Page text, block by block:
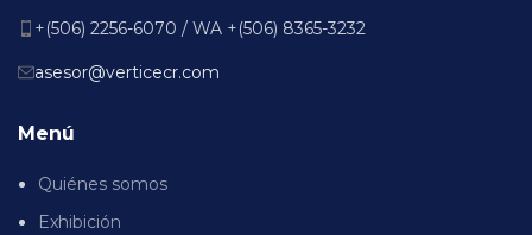
+(506) 2256-6070 / WA +(506) 8365-3232
asesor@verticecr.com
Menú
Quiénes somos
Exhibición